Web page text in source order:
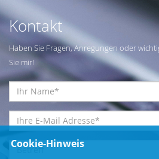
Kontakt
Haben Sie Fragen, Anregungen oder
Sie mir!
Cookie-Hinweis